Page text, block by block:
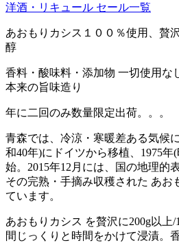
洋酒・リキュール セール一覧
あおもりカシス１００％使用、贅
醇
香料・酸味料・添加物 一切使用な
本来の旨味造り
年に二回のみ数量限定出荷。。。
青森では、冷涼・寒暖差ある気候
和40年)にドイツから移植、1975年
始。2015年12月には、国の地理的
その完熟・手摘み収穫された あお
ています。
あおもりカシス を贅沢に200g以上
間じっくりと時間をかけて浸漬。